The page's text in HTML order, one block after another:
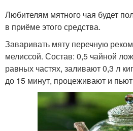
Любителям мятного чая будет
в приёме этого средства.
Заваривать мяту перечную
мелиссой. Состав: 0,5 чайной
равных частях, заливают 0,3 л
до 15 минут, процеживают и